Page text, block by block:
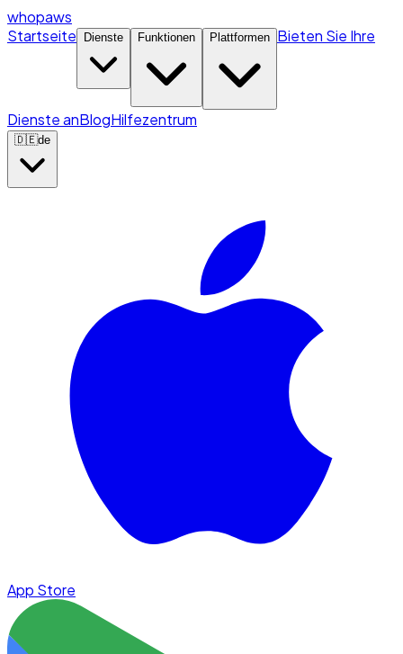
whopaws
Startseite
Dienste Funktionen Plattformen Bieten Sie Ihre
Dienste anBlogHilfezentrum
🇩🇪de
App Store